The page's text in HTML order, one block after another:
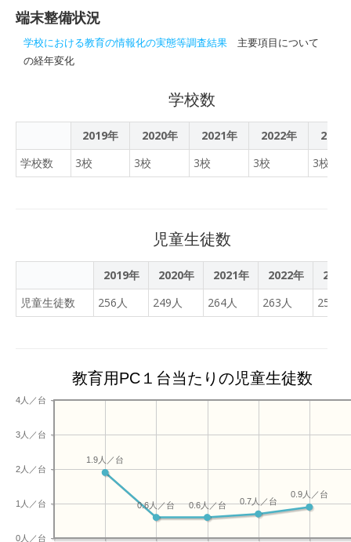
情報責任者（教育CIO）に
任命しました。
端末整備状況
学校における教育の情報化の実態等調査結果 主要項目について
の経年変化
学校数
2019年 2020年 2021年 2022年
2023
学校数
3校 3校 3校 3校 3校
児童生徒数
2019年 2020年 2021年 2022年
2023
児童生徒数
256人 249人 264人 263人 253人
教育用PC１台当たりの児童生徒数
0人／台
1人／台
2人／台
3人／台
4人／台
0.9人／台
0.7人／台
0.6人／台
0.6人／台
1.9人／台